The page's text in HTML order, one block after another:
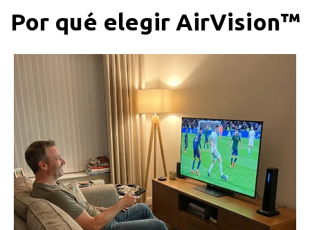
Por qué elegir AirVision™